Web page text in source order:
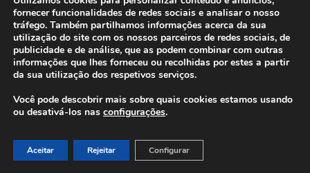
© 2016-2026 - Gonti Contabilidade e Gestão -Política de Privacidade
Livro de Reclamações
fornecer funcionalidades de redes sociais e analisar o nosso
tráfego. Também partilhamos informações acerca da sua
utilização do site com os nossos parceiros de redes sociais, de
publicidade e de análise, que as podem combinar com outras
informações que lhes forneceu ou recolhidas por estes a partir
da sua utilização dos respetivos serviços.
Você pode descobrir mais sobre quais cookies estamos usando
ou desativá-los nas configurações.
Aceitar Rejeitar Configurar